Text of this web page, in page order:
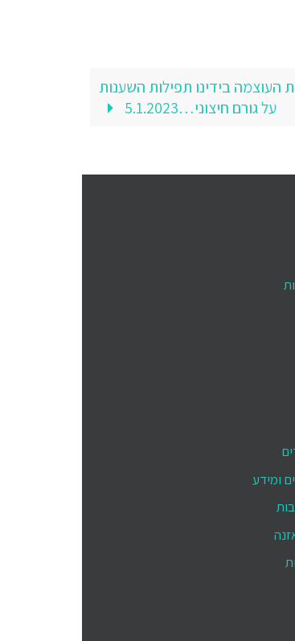
העוצמה בידינו תפילות השענות
על גורם חיצוני…5.1.2023
ומידע